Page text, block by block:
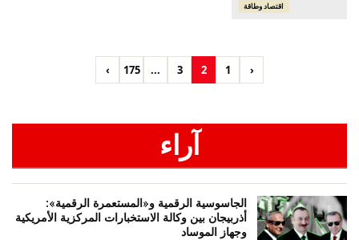
اقتصاد وطاقة
‹
1
2
3
...
175
›
آراء
الجاسوسية الرقمية و«المستعمرة الرقمية»:
أذربيجان بين وكالة الاستخبارات المركزية الأمريكية
وجهاز الموساد